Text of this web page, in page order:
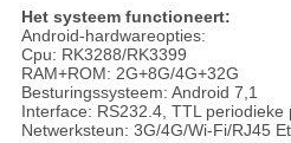
Het systeem functioneert:
Android-hardwareopties:
Cpu: RK3288/RK3399
RAM+ROM: 2G+8G/4G+32G
Besturingssysteem: Android 7,1
Interface: RS232.4, TTL periodieke
Netwerksteun: 3G/4G/Wi-Fi/RJ45